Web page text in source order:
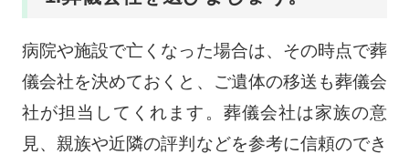
病院や施設で亡くなった場合は、その時点で葬
儀会社を決めておくと、ご遺体の移送も葬儀会
社が担当してくれます。葬儀会社は家族の意
見、親族や近隣の評判などを参考に信頼のでき